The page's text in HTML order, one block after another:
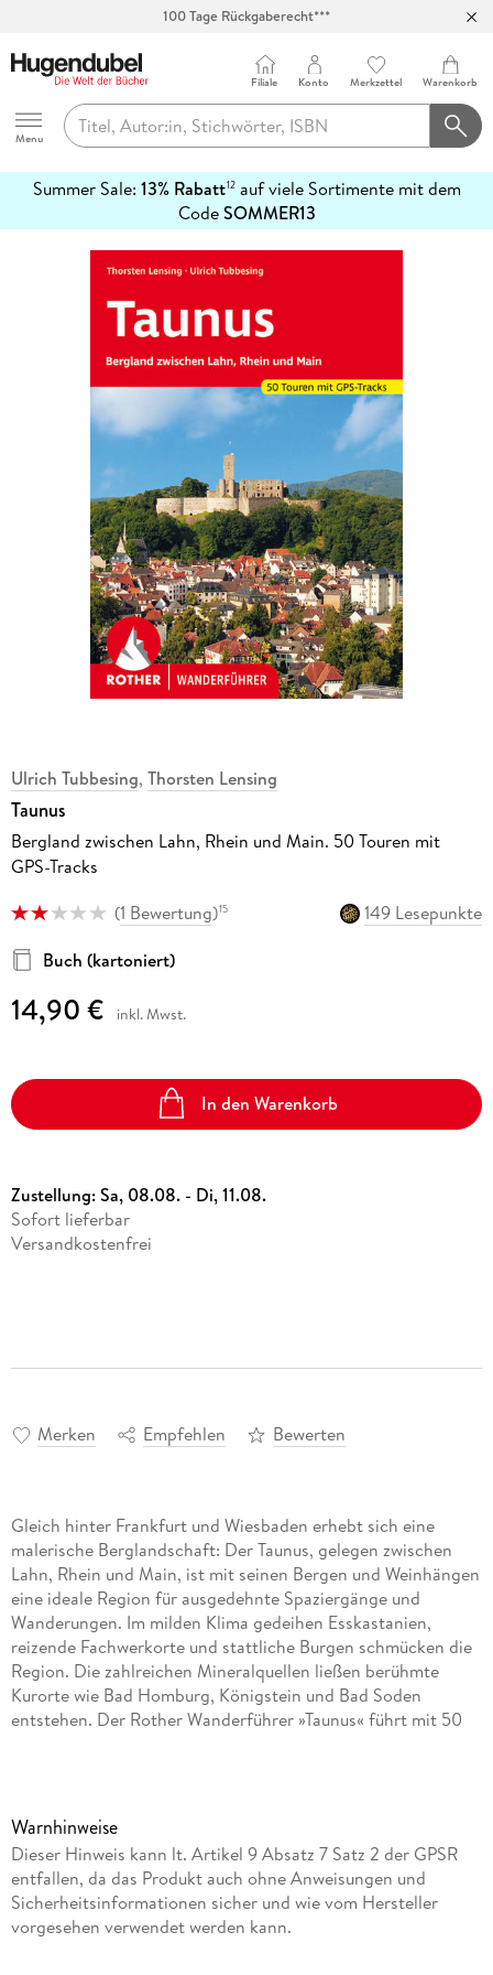
100 Tage Rückgaberecht***
Hugendubel
Menu
Filiale Konto Merkzettel Warenkorb
Summer Sale: 13% Rabatt12auf viele Sortimente mit dem
CodeSOMMER13
erfahren
Ulrich Tubbesing, Thorsten Lensing
Taunus
Bergland zwischen Lahn, Rhein und Main. 50 Touren mit
GPS-Tracks
(1 Bewertung)15
149 Lesepunkte
Buch (kartoniert)
14,90 € inkl. Mwst.
In den Warenkorb
Zustellung:Sa, 08.08. - Di, 11.08.
Sofort lieferbar
Versandkostenfrei
Merken Empfehlen Bewerten
Gleich hinter Frankfurt und Wiesbaden erhebt sich eine
malerische Berglandschaft: Der Taunus, gelegen zwischen
Lahn, Rhein und Main, ist mit seinen Bergen und Weinhängen
eine ideale Region für ausgedehnte Spaziergänge und
Wanderungen. Im milden Klima gedeihen Esskastanien,
reizende Fachwerkorte und stattliche Burgen schmücken die
Region. Die zahlreichen Mineralquellen ließen berühmte
Kurorte wie Bad Homburg, Königstein und Bad Soden
entstehen. Der Rother Wanderführer »Taunus« führt mit 50
stimmungsvolle Weinberge oder zu sehenswerten Burgen,
Ruinen und Römerkastellen. Ein Highlight sind die »Wisper
Trails« im Wispertal. In hübschen Ortschaften wie Bad
Camberg, Idstein oder Oberursel lässt es sich herrlich
einkehren. Sehenswürdigkeiten wie Loreley und Limburger
Dom lassen sich bestens in die Ausflüge einbinden. Die 50
Warnhinweise
Dieser Hinweis kann lt. Artikel 9 Absatz 7 Satz 2 der GPSR
entfallen, da das Produkt auch ohne Anweisungen und
Sicherheitsinformationen sicher und wie vom Hersteller
vorgesehen verwendet werden kann.